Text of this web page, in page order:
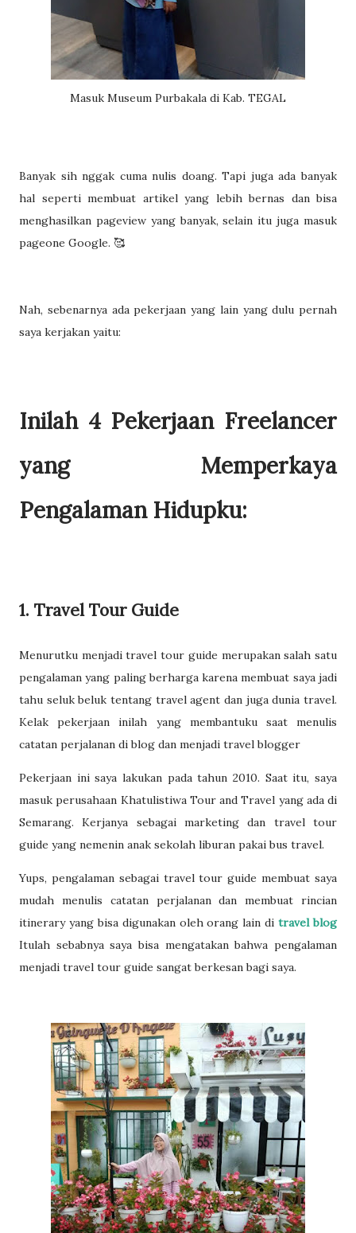
Masuk Museum Purbakala di Kab. TEGAL
Banyak sih nggak cuma nulis doang. Tapi juga ada banyak
hal seperti membuat artikel yang lebih bernas dan bisa
menghasilkan pageview yang banyak, selain itu juga masuk
pageone Google. 🥰
Nah, sebenarnya ada pekerjaan yang lain yang dulu pernah
saya kerjakan yaitu:
Inilah 4 Pekerjaan Freelancer
yang Memperkaya
Pengalaman Hidupku:
1. Travel Tour Guide
Menurutku menjadi travel tour guide merupakan salah satu
pengalaman yang paling berharga karena membuat saya jadi
tahu seluk beluk tentang travel agent dan juga dunia travel.
Kelak pekerjaan inilah yang membantuku saat menulis
catatan perjalanan di blog dan menjadi travel blogger
Pekerjaan ini saya lakukan pada tahun 2010. Saat itu, saya
masuk perusahaan Khatulistiwa Tour and Travel yang ada di
Semarang. Kerjanya sebagai marketing dan travel tour
guide yang nemenin anak sekolah liburan pakai bus travel.
Yups, pengalaman sebagai travel tour guide membuat saya
mudah menulis catatan perjalanan dan membuat rincian
itinerary yang bisa digunakan oleh orang lain ditravel blog
Itulah sebabnya saya bisa mengatakan bahwa pengalaman
menjadi travel tour guide sangat berkesan bagi saya.